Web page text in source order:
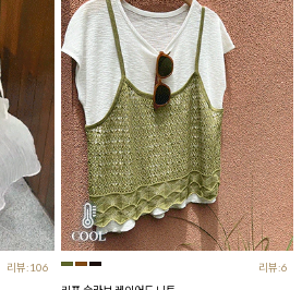
리뷰:106
리뷰:6